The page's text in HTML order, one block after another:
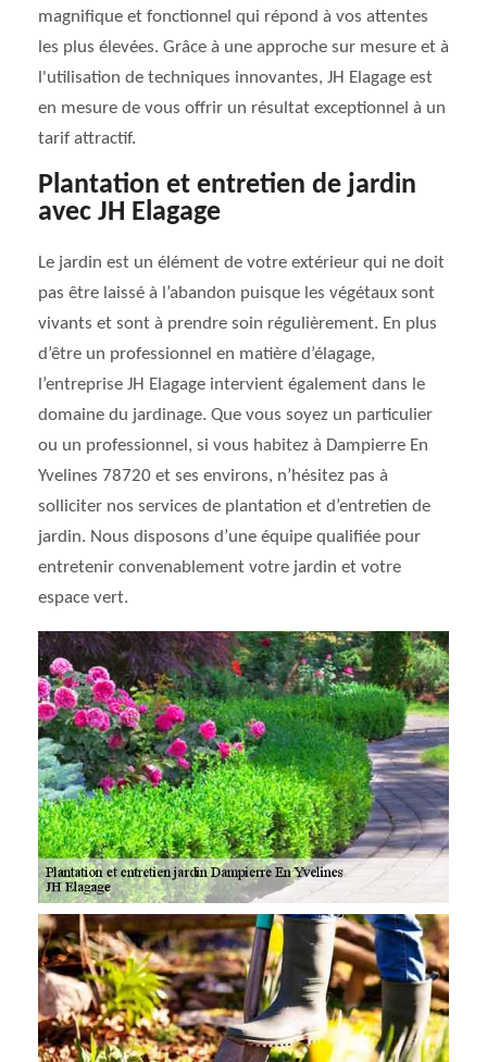
magnifique et fonctionnel qui répond à vos attentes
les plus élevées. Grâce à une approche sur mesure et à
l'utilisation de techniques innovantes, JH Elagage est
en mesure de vous offrir un résultat exceptionnel à un
tarif attractif.
Plantation et entretien de jardin
avec JH Elagage
Le jardin est un élément de votre extérieur qui ne doit
pas être laissé à l’abandon puisque les végétaux sont
vivants et sont à prendre soin régulièrement. En plus
d’être un professionnel en matière d’élagage,
l’entreprise JH Elagage intervient également dans le
domaine du jardinage. Que vous soyez un particulier
ou un professionnel, si vous habitez à Dampierre En
Yvelines 78720 et ses environs, n’hésitez pas à
solliciter nos services de plantation et d’entretien de
jardin. Nous disposons d’une équipe qualifiée pour
entretenir convenablement votre jardin et votre
espace vert.